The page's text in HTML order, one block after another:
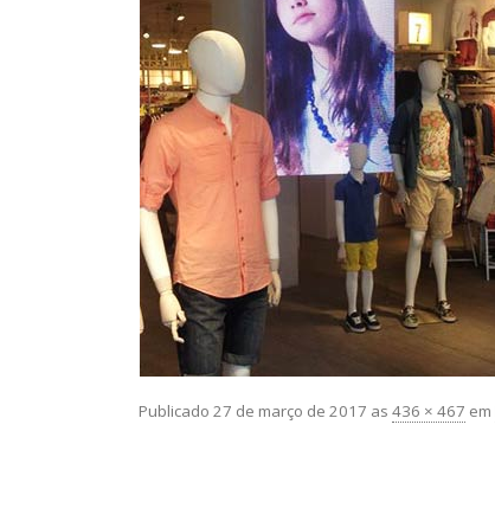
Publicado 27 de março de 2017 as 436 × 467 em